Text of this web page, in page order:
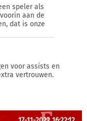
speler als
aan de
dat is onze
voor assists en
vertrouwen.